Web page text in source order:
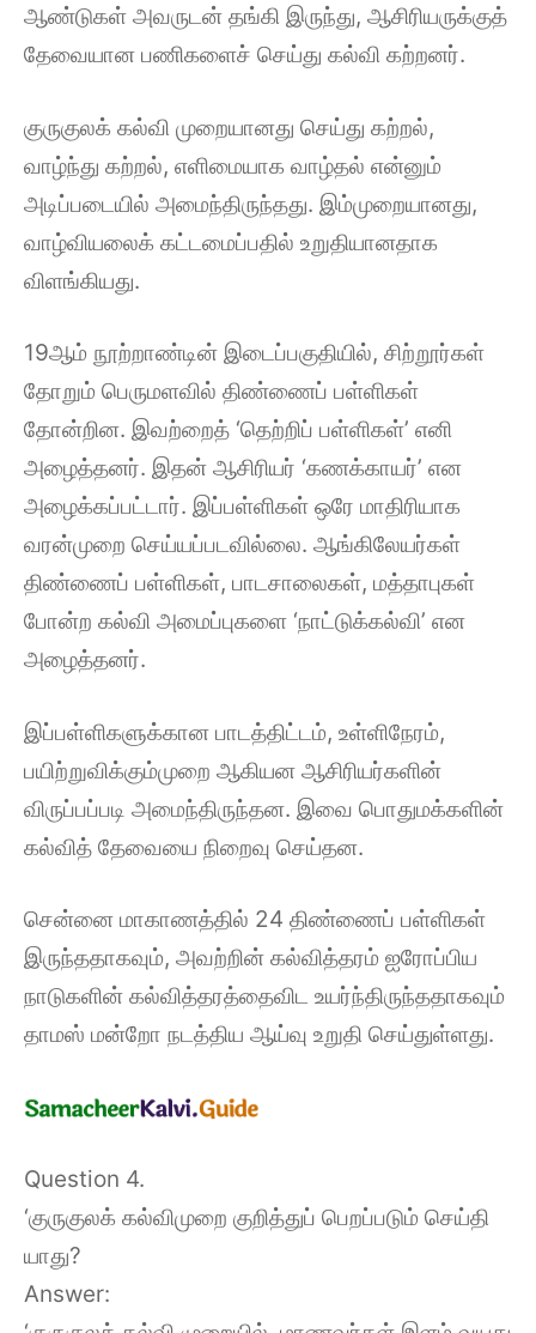
ஆண்டுகள் அவருடன் தங்கி இருந்து, ஆசிரியருக்குத்
தேவையான பணிகளைச் செய்து கல்வி கற்றனர்.
குருகுலக் கல்வி முறையானது செய்து கற்றல்,
வாழ்ந்து கற்றல், எளிமையாக வாழ்தல் என்னும்
அடிப்படையில் அமைந்திருந்தது. இம்முறையானது,
வாழ்வியலைக் கட்டமைப்பதில் உறுதியானதாக
விளங்கியது.
19ஆம் நூற்றாண்டின் இடைப்பகுதியில், சிற்றூர்கள்
தோறும் பெருமளவில் திண்ணைப் பள்ளிகள்
தோன்றின. இவற்றைத் ‘தெற்றிப் பள்ளிகள்’ எனி
அழைத்தனர். இதன் ஆசிரியர் ‘கணக்காயர்’ என
அழைக்கப்பட்டார். இப்பள்ளிகள் ஒரே மாதிரியாக
வரன்முறை செய்யப்படவில்லை. ஆங்கிலேயர்கள்
திண்ணைப் பள்ளிகள், பாடசாலைகள், மத்தாபுகள்
போன்ற கல்வி அமைப்புகளை ‘நாட்டுக்கல்வி’ என
அழைத்தனர்.
இப்பள்ளிகளுக்கான பாடத்திட்டம், உள்ளிநேரம்,
பயிற்றுவிக்கும்முறை ஆகியன ஆசிரியர்களின்
விருப்பப்படி அமைந்திருந்தன. இவை பொதுமக்களின்
கல்வித் தேவையை நிறைவு செய்தன.
சென்னை மாகாணத்தில் 24 திண்ணைப் பள்ளிகள்
இருந்ததாகவும், அவற்றின் கல்வித்தரம் ஐரோப்பிய
நாடுகளின் கல்வித்தரத்தைவிட உயர்ந்திருந்ததாகவும்
தாமஸ் மன்றோ நடத்திய ஆய்வு உறுதி செய்துள்ளது.
Question 4.
‘குருகுலக் கல்விமுறை குறித்துப் பெறப்படும் செய்தி
யாது?
Answer: